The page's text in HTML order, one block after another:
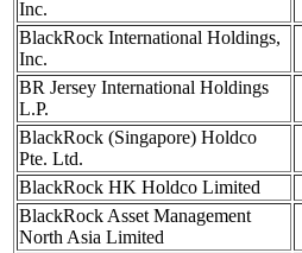
Inc.
BlackRock International Holdings,
Inc.
BR Jersey International Holdings
L.P.
BlackRock (Singapore) Holdco
Pte. Ltd.
BlackRock HK Holdco Limited
BlackRock Asset Management
North Asia Limited